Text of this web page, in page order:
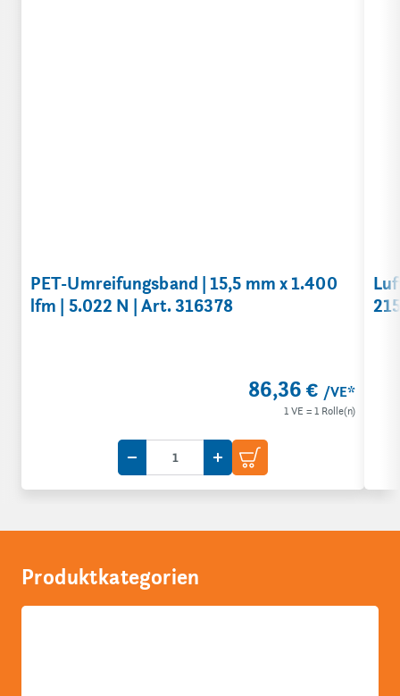
PET-Umreifungsband | 15,5 mm x 1.400
lfm | 5.022 N | Art. 316378
86,36 € /VE*
1 VE = 1 Rolle(n)
Menge um eine VE reduzieren
Menge um eine VE erhöhen
Produktkategorien